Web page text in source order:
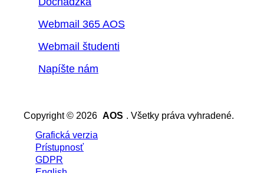
Webmail 365 AOS
Webmail študenti
Napíšte nám
Copyright © 2026 AOS . Všetky práva vyhradené.
Grafická verzia
Prístupnosť
GDPR